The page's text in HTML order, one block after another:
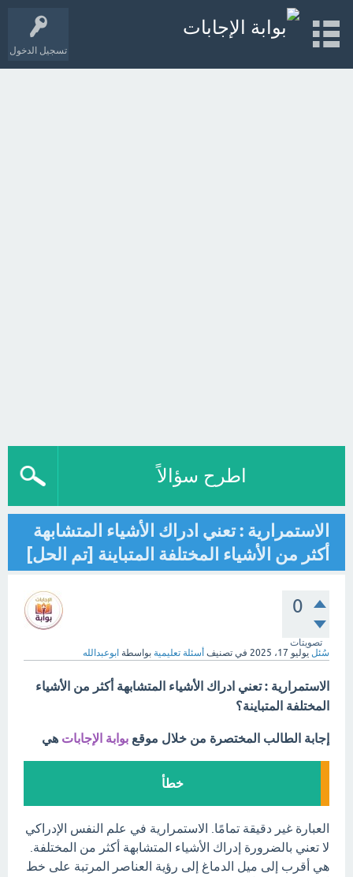
تسجيل الدخول
اطرح سؤالاً
الاستمرارية : تعني ادراك الأشياء المتشابهة
أكثر من الأشياء المختلفة المتباينة [تم الحل]
0
تصويتات
سُئل يوليو 17، 2025 في تصنيف أسئلة تعليمية بواسطة ابوعبدالله
الاستمرارية : تعني ادراك الأشياء المتشابهة أكثر من الأشياء
المختلفة المتباينة؟
إجابة الطالب المختصرة من خلال موقع بوابة الإجابات هي
خطأ
العبارة غير دقيقة تمامًا. الاستمرارية في علم النفس الإدراكي
لا تعني بالضرورة إدراك الأشياء المتشابهة أكثر من المختلفة.
هي أقرب إلى ميل الدماغ إلى رؤية العناصر المرتبة على خط